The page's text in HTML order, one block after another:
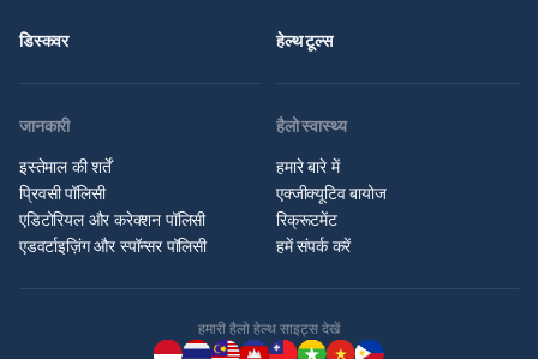
डिस्कवर हेल्थ टूल्स
जानकारी
इस्तेमाल की शर्तें
प्रिवसी पॉलिसी
एडिटोरियल और करेक्शन पॉलिसी
एडवर्टाइज़िंग और स्पॉन्सर पॉलिसी
हैलो स्वास्थ्य
हमारे बारे में
एक्जीक्यूटिव बायोज
रिक्रूटमेंट
हमें संपर्क करें
हमारी हैलो हेल्थ साइट्स देखें